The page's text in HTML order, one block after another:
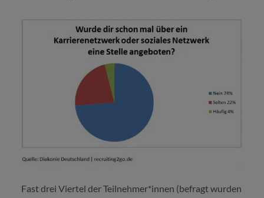
Fast drei Viertel der Teilnehmer*innen (befragt wurden